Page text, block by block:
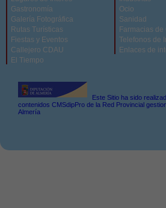
Gastronomía
Galería Fotográfica
Rutas Turísticas
Fiestas y Eventos
Callejero CDAU
El Tiempo
Ocio
Sanidad
Farmacias de
Telefonos de
Enlaces de
Este Sitio ha sido
contenidos CMSdipPro de la Red Provincial
Almería